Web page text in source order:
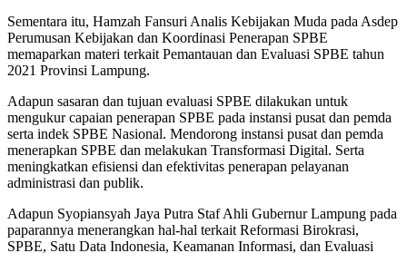
Sementara itu, Hamzah Fansuri Analis Kebijakan Muda pada Asdep
Perumusan Kebijakan dan Koordinasi Penerapan SPBE
memaparkan materi terkait Pemantauan dan Evaluasi SPBE tahun
2021 Provinsi Lampung.
Adapun sasaran dan tujuan evaluasi SPBE dilakukan untuk
mengukur capaian penerapan SPBE pada instansi pusat dan pemda
serta indek SPBE Nasional. Mendorong instansi pusat dan pemda
menerapkan SPBE dan melakukan Transformasi Digital. Serta
meningkatkan efisiensi dan efektivitas penerapan pelayanan
administrasi dan publik.
Adapun Syopiansyah Jaya Putra Staf Ahli Gubernur Lampung pada
paparannya menerangkan hal-hal terkait Reformasi Birokrasi,
SPBE, Satu Data Indonesia, Keamanan Informasi, dan Evaluasi